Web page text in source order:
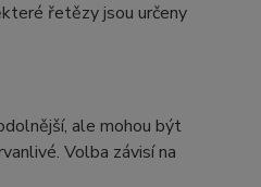
řetězy jsou určeny
ale mohou být
Volba závisí na